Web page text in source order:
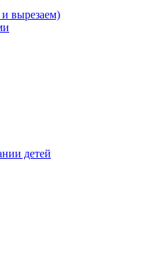
вырезаем)
детей